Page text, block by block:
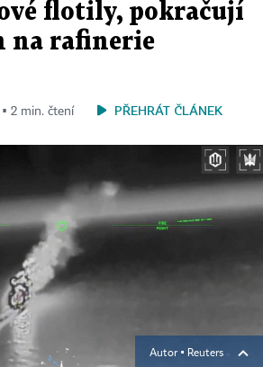
flotily, pokračují
na rafinerie
▪ 2 min. čtení PŘEHRÁT ČLÁNEK
Autor ▪ Reuters